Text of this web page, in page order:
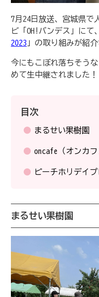
7月24日放送、宮城県で
ビ「OH!バンデス」にて
2023 」の取り組みが紹介
今にもこぼれ落ちそう
めて生中継されました！
目次
まるせい果樹園
oncafe（オンカフ
ピーチホリデイ
まるせい果樹園